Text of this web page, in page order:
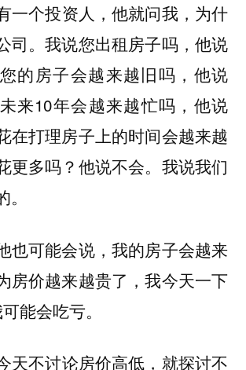
一个投资人，他就问我，为什
司。我说您出租房子吗，他说
的房子会越来越旧吗，他说
来10年会越来越忙吗，他说
在打理房子上的时间会越来越
更多吗？他说不会。我说我们
也可能会说，我的房子会越来
房价越来越贵了，我今天一下
能会吃亏。
天不讨论房价高低，就探讨不